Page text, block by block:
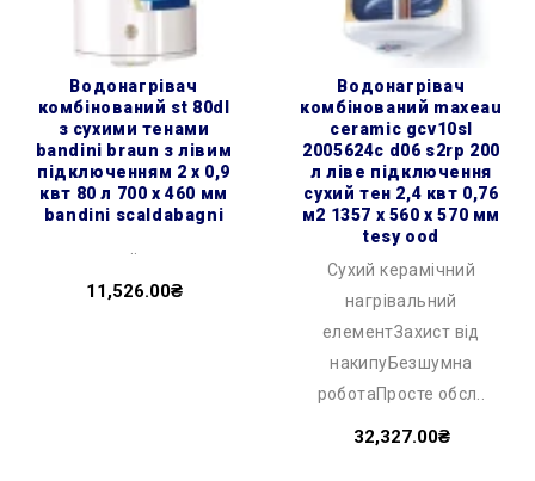
водонагрівач
комбінований st 80dl
з сухими тенами
bandini braun з лівим
підключенням 2 х 0,9
квт 80 л 700 x 460 мм
bandini scaldabagni
11,526.00₴
водонагрівач
комбінований maxeau
ceramic gcv10sl
2005624c d06 s2rp 200
л ліве підключення
сухий тен 2,4 квт 0,76
м2 1357 x 560 x 570 мм
tesy ood
Сухий керамічний
нагрівальний
елементЗахист від
накипуБезшумна
роботаПросте обсл..
32,327.00₴